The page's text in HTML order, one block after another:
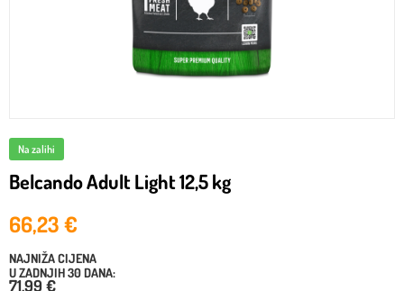
Na zalihi
Belcando Adult Light 12,5 kg
66,23€
NAJNIŽA CIJENA
U ZADNJIH 30 DANA:
71,99 €